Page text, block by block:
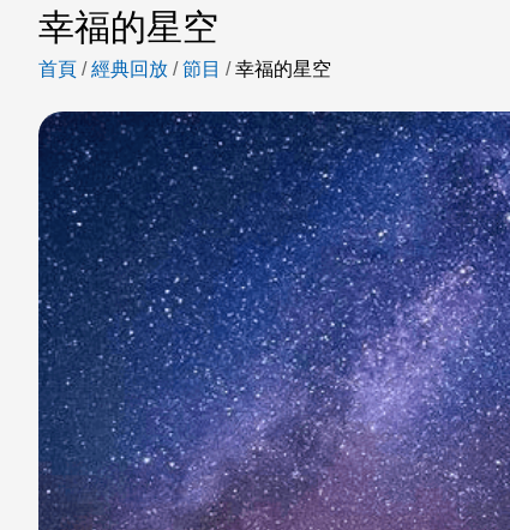
幸福的星空
首頁 /經典回放 /節目 /幸福的星空